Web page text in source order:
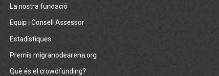
La nostra fundació
Equip i Consell Assessor
Estadístiques
Premis migranodearena.org
Què és el crowdfunding?